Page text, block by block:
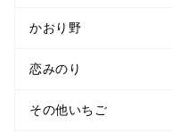
かおり野
恋みのり
その他いちご